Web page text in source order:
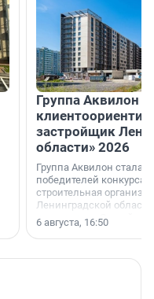
Группа Аквилон
застройщик
области» 2026
Группа Аквилон стала
победителей конкурса
строительная
Ленинградской области
номинации «Самый
застройщик
области».
6 августа, 16:50